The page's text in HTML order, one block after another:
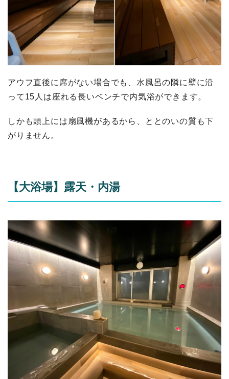
アウフ直後に席がない場合でも、水風呂の隣に壁に沿
って15人は座れる長いベンチで内気浴ができます。
しかも頭上には扇風機があるから、ととのいの質も下
がりません。
【大浴場】露天・内湯